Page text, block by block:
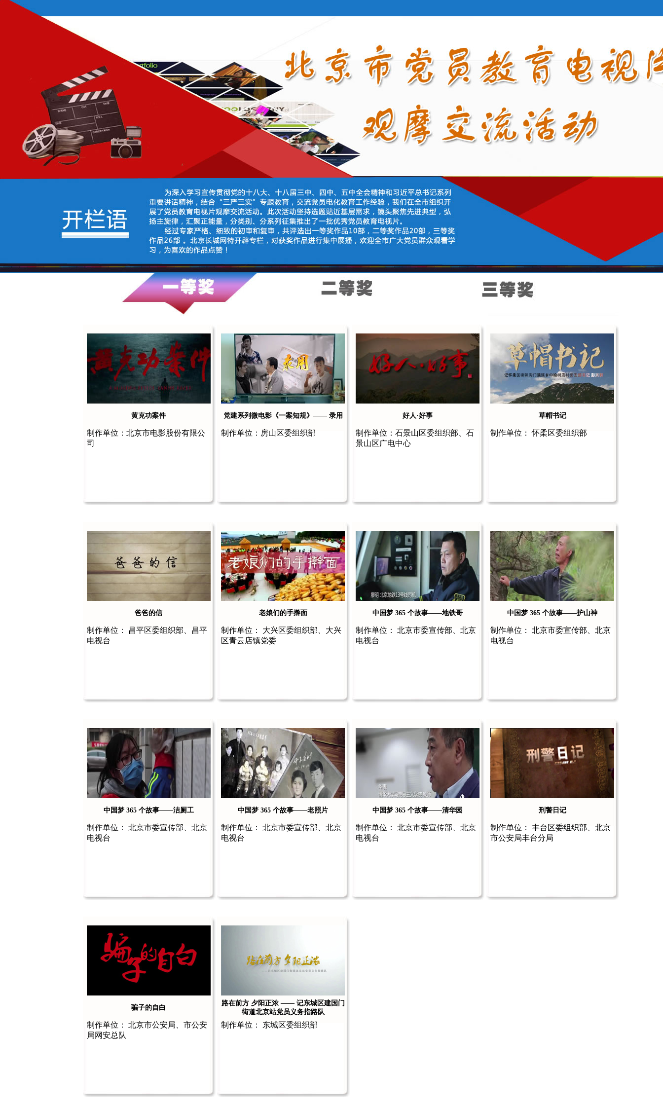
黄克功案件
制作单位：北京市电影股份有限公
司
党建系列微电影《一案知规》—— 录用
制作单位：房山区委组织部
好人·好事
制作单位：石景山区委组织部、石
景山区广电中心
草帽书记
制作单位： 怀柔区委组织部
爸爸的信
制作单位： 昌平区委组织部、昌平
电视台
老娘们的手擀面
制作单位： 大兴区委组织部、大兴
区青云店镇党委
中国梦 365 个故事——地铁哥
制作单位： 北京市委宣传部、北京
电视台
中国梦 365 个故事——护山神
制作单位： 北京市委宣传部、北京
电视台
中国梦 365 个故事——洁厕工
制作单位： 北京市委宣传部、北京
电视台
中国梦 365 个故事——老照片
制作单位： 北京市委宣传部、北京
电视台
中国梦 365 个故事——清华园
制作单位： 北京市委宣传部、北京
电视台
刑警日记
制作单位： 丰台区委组织部、北京
市公安局丰台分局
骗子的自白
制作单位： 北京市公安局、市公安
局网安总队
路在前方 夕阳正浓 —— 记东城区建国门
街道北京站党员义务指路队
制作单位： 东城区委组织部